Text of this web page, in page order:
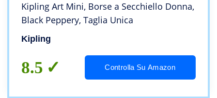
Kipling Art Mini, Borse a Secchiello Donna,
Black Peppery, Taglia Unica
Kipling
8.5 Controlla Su Amazon